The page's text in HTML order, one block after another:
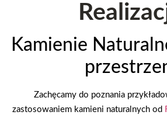
Kamienie
Zachęcamy do poznania
zastosowaniem kamieni naturalnych od